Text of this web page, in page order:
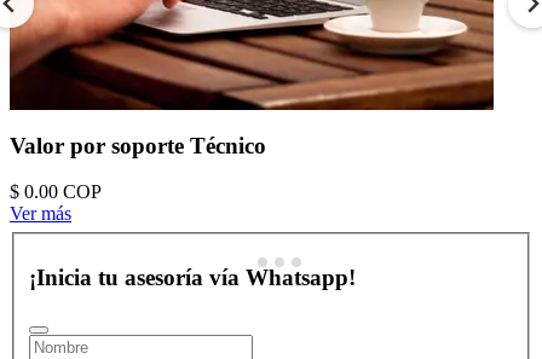
Valor por soporte Técnico
$ 0.00 COP
Ver más
¡Inicia tu asesoría vía Whatsapp!